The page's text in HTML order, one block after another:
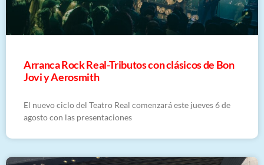
Arranca Rock Real-Tributos con clásicos de Bon
Jovi y Aerosmith
El nuevo ciclo del Teatro Real comenzará este jueves 6 de
agosto con las presentaciones